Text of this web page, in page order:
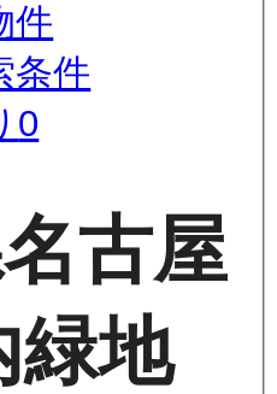
件
条件
0
古屋
緑地